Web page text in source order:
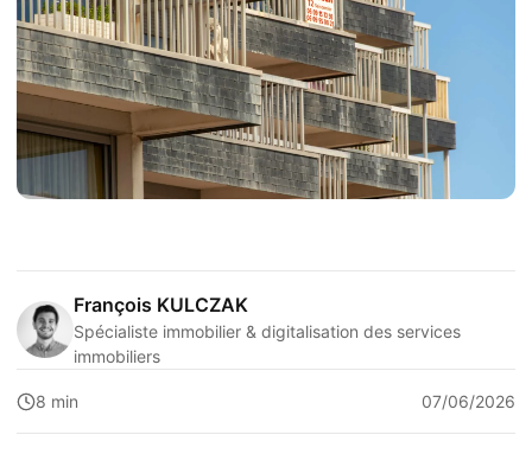
François KULCZAK
Spécialiste immobilier & digitalisation des services
immobiliers
8 min 07/06/2026